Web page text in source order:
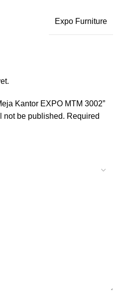
Expo Furniture
Kantor EXPO MTM 3002”
not be published. Required